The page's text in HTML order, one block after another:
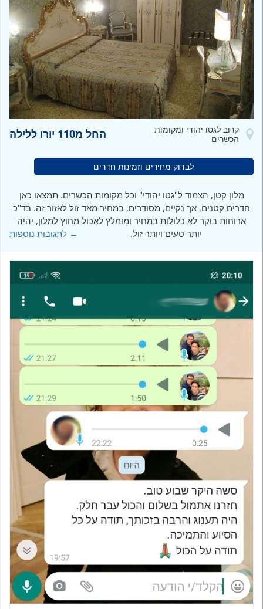
החל מ110 יורו ללילה
קרוב לגטו יהודי ומקומות
הכשרים
לבדוק מחירים וזמינות חדרים
מלון קטן, הצמוד ל"גטו יהודי" וכל מקומות הכשרים. תמצאו כאן
חדרים קטנים, אך נקיים, מסודרים, במחיר מאד זול לאזור זה. בד"כ
ארוחות בוקר לא כלולות במחיר ומומלץ לאכול מחוץ למלון, יהיה
יותר טעים ויותר זול.
← לתגובות נוספות